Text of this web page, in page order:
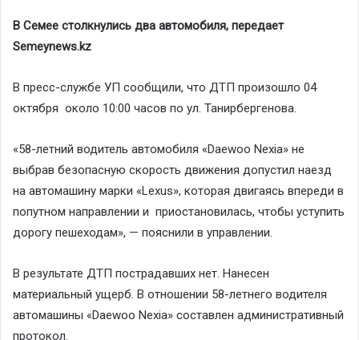
В Семее столкнулись два автомобиля, передает
Semeynews.kz
В пресс-службе УП сообщили, что ДТП произошло 04
октября около 10:00 часов по ул. Танирбергенова.
«58-летний водитель автомобиля «Daewoo Nexia» не
выбрав безопасную скорость движения допустил наезд
на автомашину марки «Lexus», которая двигаясь впереди в
попутном направлении и приостановилась, чтобы уступить
дорогу пешеходам», — пояснили в управлении.
В результате ДТП пострадавших нет. Нанесен
материальный ущерб. В отношении 58-летнего водителя
автомашины «Daewoo Nexia» составлен административный
протокол.